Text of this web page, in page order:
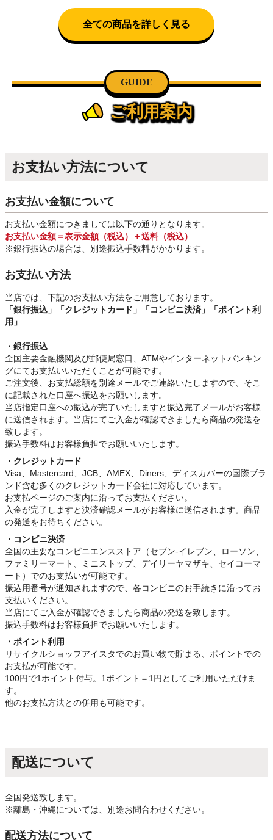
全ての商品を詳しく見る
GUIDE
ご利用案内
お支払い方法について
お支払い金額について
お支払い金額につきましては以下の通りとなります。
お支払い金額＝表示金額（税込）＋送料（税込）
※銀行振込の場合は、別途振込手数料がかかります。
お支払い方法
当店では、下記のお支払い方法をご用意しております。
「銀行振込」
「クレジットカード」「コンビニ決済」「ポイント利
用」
・銀行振込
全国主要金融機関及び郵便局窓口、ATMやインターネットバンキン
グにてお支払いいただくことが可能です。
ご注文後、お支払総額を別途メールでご連絡いたしますので、そこ
に記載された口座へ振込をお願いします。
当店指定口座への振込が完了いたしますと振込完了メールがお客様
に送信されます。当店にてご入金が確認できましたら商品の発送を
致します。
振込手数料はお客様負担でお願いいたします。
・クレジットカード
Visa、Mastercard、JCB、AMEX、Diners、ディスカバーの国際ブラ
ンド含む多くのクレジットカード会社に対応しています。
お支払ページのご案内に沿ってお支払ください。
入金が完了しますと決済確認メールがお客様に送信されます。商品
の発送をお待ちください。
・コンビニ決済
全国の主要なコンビニエンスストア（セブン-イレブン、ローソン、
ファミリーマート、ミニストップ、デイリーヤマザキ、セイコーマ
ート）でのお支払いが可能です。
振込用番号が通知されますので、各コンビニのお手続きに沿ってお
支払いください。
当店にてご入金が確認できましたら商品の発送を致します。
振込手数料はお客様負担でお願いいたします。
・ポイント利用
リサイクルショップアイスタでのお買い物で貯まる、ポイントでの
お支払が可能です。
100円で1ポイント付与。1ポイント＝1円としてご利用いただけま
す。
他のお支払方法との併用も可能です。
配送について
全国発送致します。
※離島・沖縄については、別途お問合わせください。
配送方法について